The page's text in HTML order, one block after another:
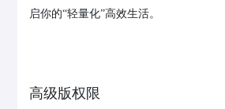
启你的“轻量化”高效生活。
高级版权限